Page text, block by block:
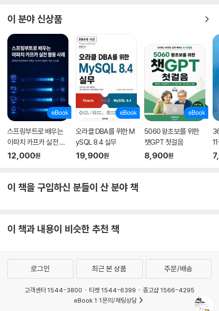
__9.1.5 스타일 설정하기
__9.1.6 애플리케이션 코드 작성
__9.1.7 정리
9.2 깃허브 100% 활용하기
__9.2.1 깃허브 액션으로 CI 환경 구축하기
__9.2.2 직접 작성하지 않고 유용한 액션과 깃허브 앱 가져다 쓰기
__9.2.3 깃허브 Dependabot으로 보안 취약점 해결하기
__9.2.4 정리
9.3 리액트 애플리케이션 배포하기
__9.3.1 Netlify
__9.3.2 Vercel
__9.3.4 정리
__9.4.1 리액트 앱을 도커라이즈하는 방법
10장: 리액트 17과 18의 변경 사항 살펴보기
__10.1.1 리액트의 점진적인 업그레이드
__10.1.2 이벤트 위임 방식의 변경
__10.1.3 import React from ‘reac’가 더 이상 필요 없다: 새로운 JSX
이 분야 신상품
스프링부트로 배우는
아파치 카프카 실전 활
용 사례
12,000원
오라클 DBA를 위한 M
ySQL 8.4 실무
19,900원
5060 왕초보를 위한
챗GPT 첫걸음
8,900원
기
이 책을 구입하신 분들이 산 분야 책
이 책과 내용이 비슷한 추천 책
로그인 최근 본 상품 주문/배송
고객센터 1544-3800 티켓 1544-6399
중고샵 1566-4295
eBook 1:1문의/채팅상담